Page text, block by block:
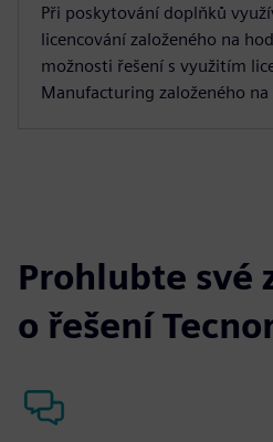
Při poskytování doplňků
licencování založeného na
možnosti řešení s využitím
Manufacturing založeného
Prohlubte své
o řešení